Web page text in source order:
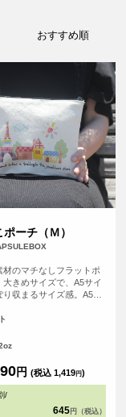
ーチ（Ｍ）
材のマチなしフラットポ
大きめサイズで、A5サイ
り収まるサイズ感。A5ノ
どで小物の小分け用ポ
なっております。四角い
なデザインをレイアウト
ナル度たっぷりのポーチ
す。
円 (税込 1,419円)
/
645 円（税込）